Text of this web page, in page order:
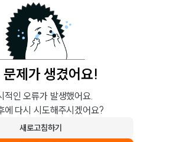
제가 생겼어요!
적인 오류가 발생했어요.
에 다시 시도해주시겠어요?
새로고침하기